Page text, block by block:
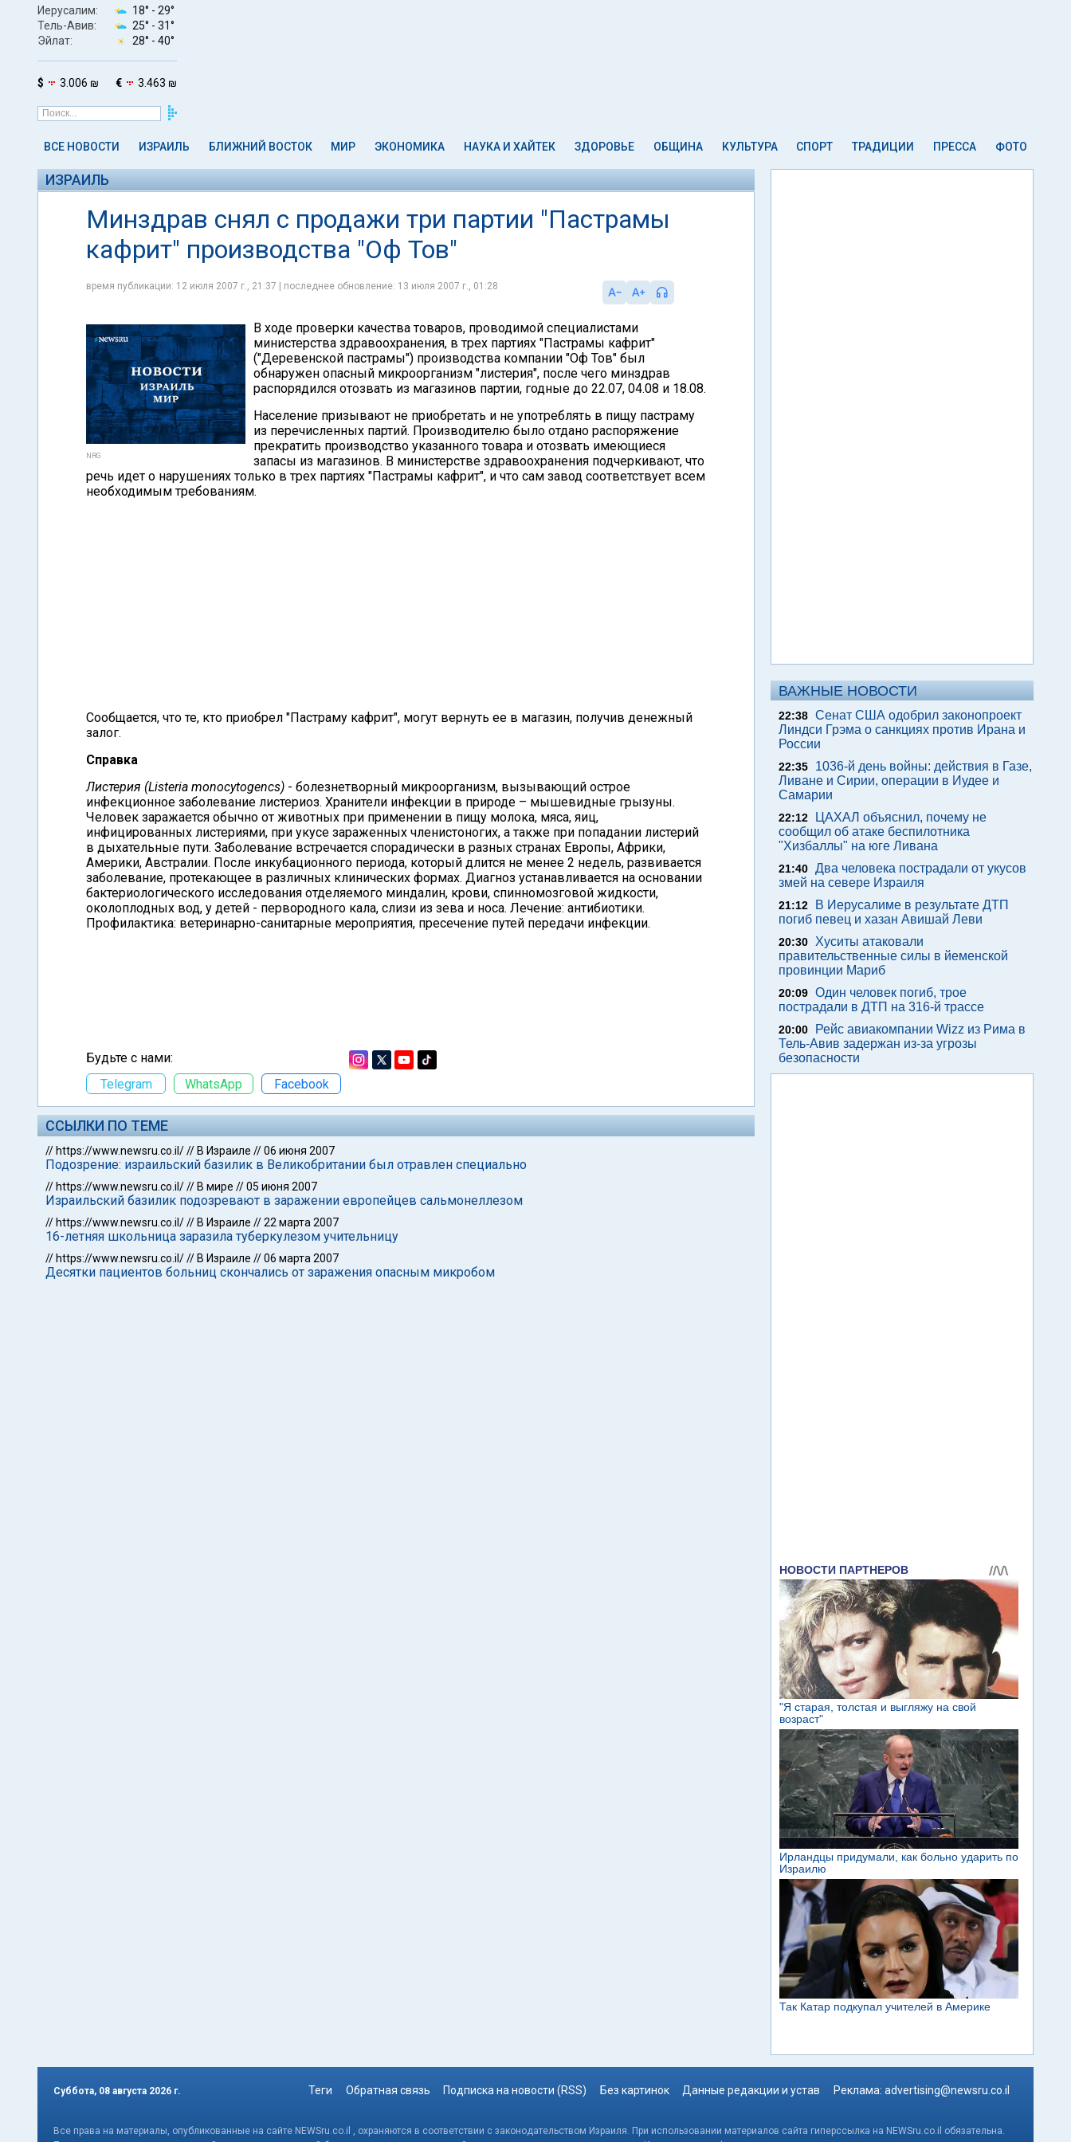
Иерусалим: 18° - 29°
Тель-Авив:
25° - 31°
Эйлат:
28° - 40°
$ 3.006 ₪ € 3.463 ₪
ВСЕ НОВОСТИ ИЗРАИЛЬ БЛИЖНИЙ ВОСТОК МИР ЭКОНОМИКА НАУКА И ХАЙТЕК ЗДОРОВЬЕ ОБЩИНА КУЛЬТУРА СПОРТ ТРАДИЦИИ ПРЕССА ФОТО
ИЗРАИЛЬ
Минздрав снял с продажи три партии "Пастрамы
кафрит" производства "Оф Тов"
время публикации: 12 июля 2007 г., 21:37 | последнее обновление: 13 июля 2007 г., 01:28
NRG
В ходе проверки качества товаров, проводимой специалистами
министерства здравоохранения, в трех партиях "Пастрамы кафрит"
("Деревенской пастрамы") производства компании "Оф Тов" был
обнаружен опасный микроорганизм "листерия", после чего минздрав
распорядился отозвать из магазинов партии, годные до 22.07, 04.08 и 18.08.
Население призывают не приобретать и не употреблять в пищу пастраму
из перечисленных партий. Производителю было отдано распоряжение
прекратить производство указанного товара и отозвать имеющиеся
запасы из магазинов. В министерстве здравоохранения подчеркивают, что
речь идет о нарушениях только в трех партиях "Пастрамы кафрит", и что сам завод соответствует всем
необходимым требованиям.
Сообщается, что те, кто приобрел "Пастраму кафрит", могут вернуть ее в магазин, получив денежный
залог.
Справка
Листерия (Listeria monocytogencs) - болезнетворный микроорганизм, вызывающий острое
инфекционное заболевание листериоз. Хранители инфекции в природе – мышевидные грызуны.
Человек заражается обычно от животных при применении в пищу молока, мяса, яиц,
инфицированных листериями, при укусе зараженных членистоногих, а также при попадании листерий
в дыхательные пути. Заболевание встречается спорадически в разных странах Европы, Африки,
Америки, Австралии. После инкубационного периода, который длится не менее 2 недель, развивается
заболевание, протекающее в различных клинических формах. Диагноз устанавливается на основании
бактериологического исследования отделяемого миндалин, крови, спинномозговой жидкости,
околоплодных вод, у детей - первородного кала, слизи из зева и носа. Лечение: антибиотики.
Профилактика: ветеринарно-санитарные мероприятия, пресечение путей передачи инфекции.
Будьте с нами:
Telegram
WhatsApp Facebook
ССЫЛКИ ПО ТЕМЕ
// https://www.newsru.co.il/// В Израиле //06 июня 2007
Подозрение: израильский базилик в Великобритании был отравлен специально
// https://www.newsru.co.il/// В мире //05 июня 2007
Израильский базилик подозревают в заражении европейцев сальмонеллезом
// https://www.newsru.co.il/// В Израиле //22 марта 2007
16-летняя школьница заразила туберкулезом учительницу
// https://www.newsru.co.il/// В Израиле //06 марта 2007
Десятки пациентов больниц скончались от заражения опасным микробом
ВАЖНЫЕ НОВОСТИ
22:38 Сенат США одобрил законопроект
Линдси Грэма о санкциях против Ирана и
России
22:35
1036-й день войны: действия в Газе,
Ливане и Сирии, операции в Иудее и
Самарии
22:12
ЦАХАЛ объяснил, почему не
сообщил об атаке беспилотника
"Хизбаллы" на юге Ливана
21:40 Два человека пострадали от укусов
змей на севере Израиля
21:12
В Иерусалиме в результате ДТП
погиб певец и хазан Авишай Леви
20:30
Хуситы атаковали
правительственные силы в йеменской
провинции Мариб
20:09 Один человек погиб, трое
пострадали в ДТП на 316-й трассе
20:00
Рейс авиакомпании Wizz из Рима в
Тель-Авив задержан из-за угрозы
безопасности
Суббота, 08 августа 2026 г. Теги Обратная связь Подписка на новости (RSS) Без картинок Данные редакции и устав Реклама: advertising@newsru.co.il
Все права на материалы, опубликованные на сайте NEWSru.co.il , охраняются в соответствии с законодательством Израиля. При использовании материалов сайта гиперссылка на NEWSru.co.il обязательна.